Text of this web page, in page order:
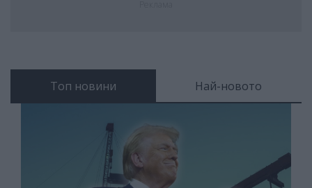
Топ новини Най-новото